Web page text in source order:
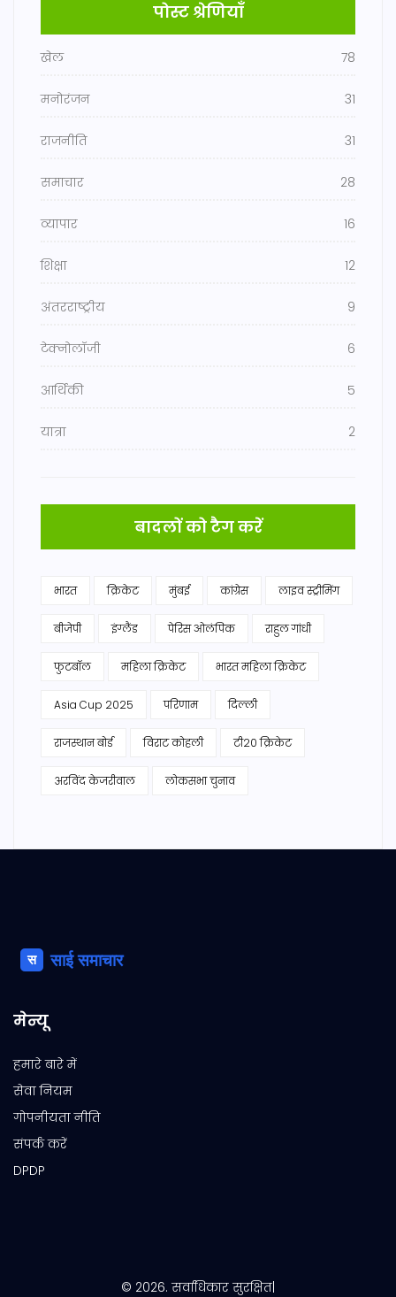
पोस्ट श्रेणियाँ
खेल 78
मनोरंजन 31
राजनीति 31
समाचार 28
व्यापार 16
शिक्षा 12
अंतरराष्ट्रीय 9
टेक्नोलॉजी 6
आर्थिकी 5
यात्रा 2
बादलों को टैग करें
भारत क्रिकेट मुंबई कांग्रेस लाइव स्ट्रीमिंग
बीजेपी इंग्लैंड पेरिस ओलंपिक राहुल गांधी
फुटबॉल महिला क्रिकेट भारत महिला क्रिकेट
Asia Cup 2025 परिणाम दिल्ली
राजस्थान बोर्ड विराट कोहली टी20 क्रिकेट
अरविंद केजरीवाल लोकसभा चुनाव
मेन्यू
हमारे बारे में
सेवा नियम
गोपनीयता नीति
संपर्क करें
DPDP
© 2026. सर्वाधिकार सुरक्षित|